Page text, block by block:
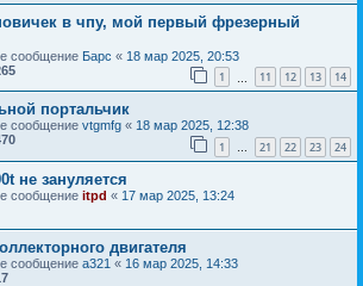
в чпу, мой первый фрезерный
сообщение Барс « 18 мар 2025, 20:53
1 11 12 13 14
портальчик
сообщение vtgmfg « 18 мар 2025, 12:38
1 … 21 22 23 24
не зануляется
сообщение itpd « 17 мар 2025, 13:24
двигателя
сообщение a321 « 16 мар 2025, 14:33